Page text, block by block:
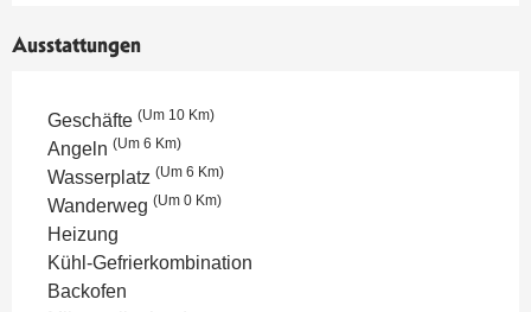
Ausstattungen
Geschäfte (Um 10 Km)
Angeln (Um 6 Km)
Wasserplatz (Um 6 Km)
Wanderweg (Um 0 Km)
Heizung
Kühl-Gefrierkombination
Backofen